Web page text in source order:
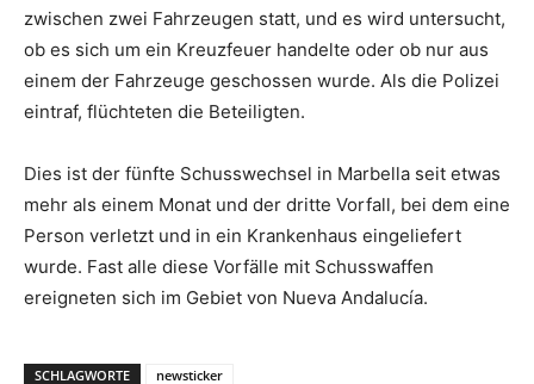
zwischen zwei Fahrzeugen statt, und es wird untersucht,
ob es sich um ein Kreuzfeuer handelte oder ob nur aus
einem der Fahrzeuge geschossen wurde. Als die Polizei
eintraf, flüchteten die Beteiligten.
Dies ist der fünfte Schusswechsel in Marbella seit etwas
mehr als einem Monat und der dritte Vorfall, bei dem eine
Person verletzt und in ein Krankenhaus eingeliefert
wurde. Fast alle diese Vorfälle mit Schusswaffen
ereigneten sich im Gebiet von Nueva Andalucía.
SCHLAGWORTE newsticker